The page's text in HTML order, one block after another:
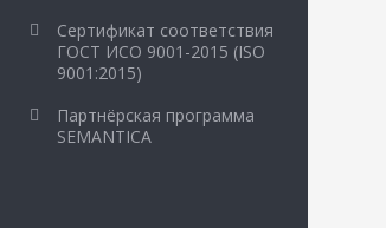
Сертификат соответствия
ГОСТ ИСО 9001-2015 (ISO
9001:2015)
Партнёрская программа
SEMANTICA